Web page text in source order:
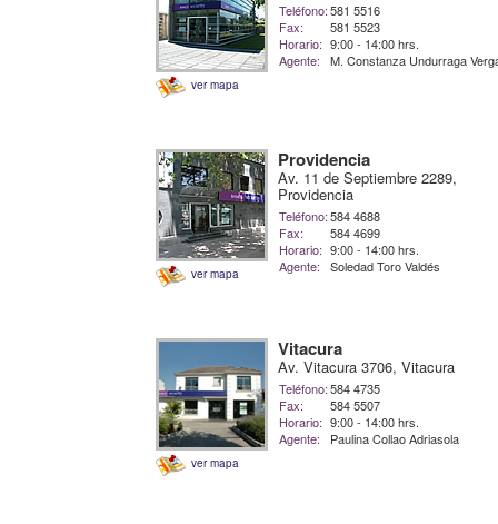
ver mapa
Teléfono:581 5516
Fax:
581 5523
Horario: 9:00 - 14:00 hrs.
Agente:
M. Constanza Undurraga
ver mapa
Providencia
Av. 11 de Septiembre 2289,
Providencia
Teléfono:584 4688
Fax:
584 4699
Horario: 9:00 - 14:00 hrs.
Agente:
Soledad Toro Valdés
ver mapa
Vitacura
Av. Vitacura 3706, Vitacura
Teléfono:584 4735
Fax:
584 5507
Horario: 9:00 - 14:00 hrs.
Agente:
Paulina Collao Adriasola